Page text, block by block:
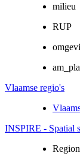
milieu
RUP
Vlaamse regio's
INSPIRE - Spatial